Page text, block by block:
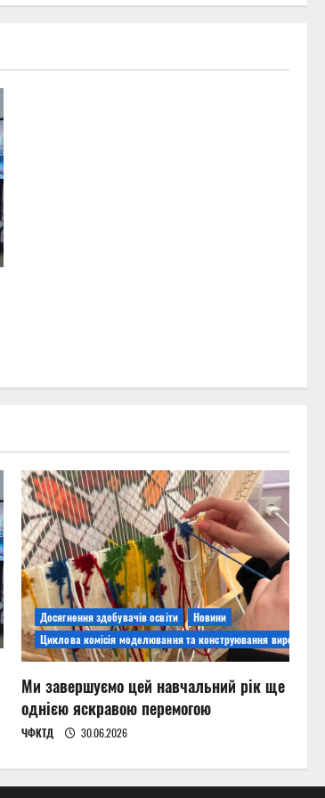
Досягнення здобувачів освіти
Новини
Циклова комісія моделювання та конструювання виробів
Ми завершуємо цей навчальний рік ще
однією яскравою перемогою
ЧФКТД 30.06.2026